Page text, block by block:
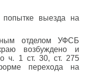
выезда на
отделом УФСБ
возбуждено и
ч. 1 ст. 30, ст. 275
перехода на